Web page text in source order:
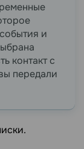
и
контакт с
передали